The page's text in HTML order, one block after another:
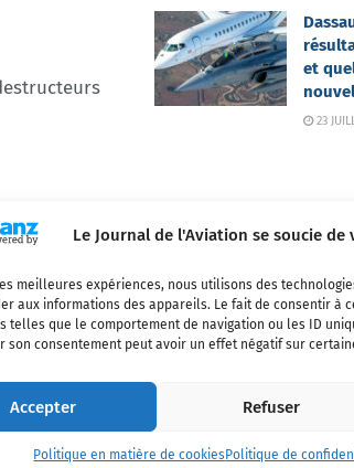
Le Journal de l'Aviation se soucie
meilleures expériences, nous utilisons des
aux informations des appareils. Le fait de consentir à
telles que le comportement de navigation ou les ID
son consentement peut avoir un effet négatif sur
Accepter Refuser
Politique en matière de cookies Politique de
et
23
couvrant l'actualité de
la location d'aéronefs civils,
que ce soit, est interdite sans